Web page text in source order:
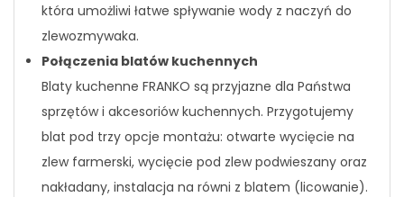
która umożliwi łatwe spływanie wody z naczyń do
zlewozmywaka.
Połączenia blatów kuchennych
Blaty kuchenne FRANKO są przyjazne dla Państwa
sprzętów i akcesoriów kuchennych. Przygotujemy
blat pod trzy opcje montażu: otwarte wycięcie na
zlew farmerski, wycięcie pod zlew podwieszany oraz
nakładany, instalacja na równi z blatem (licowanie).